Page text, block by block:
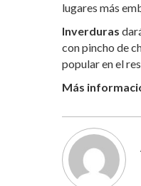
lugares más
Inverduras
con pincho de
popular en el
Más